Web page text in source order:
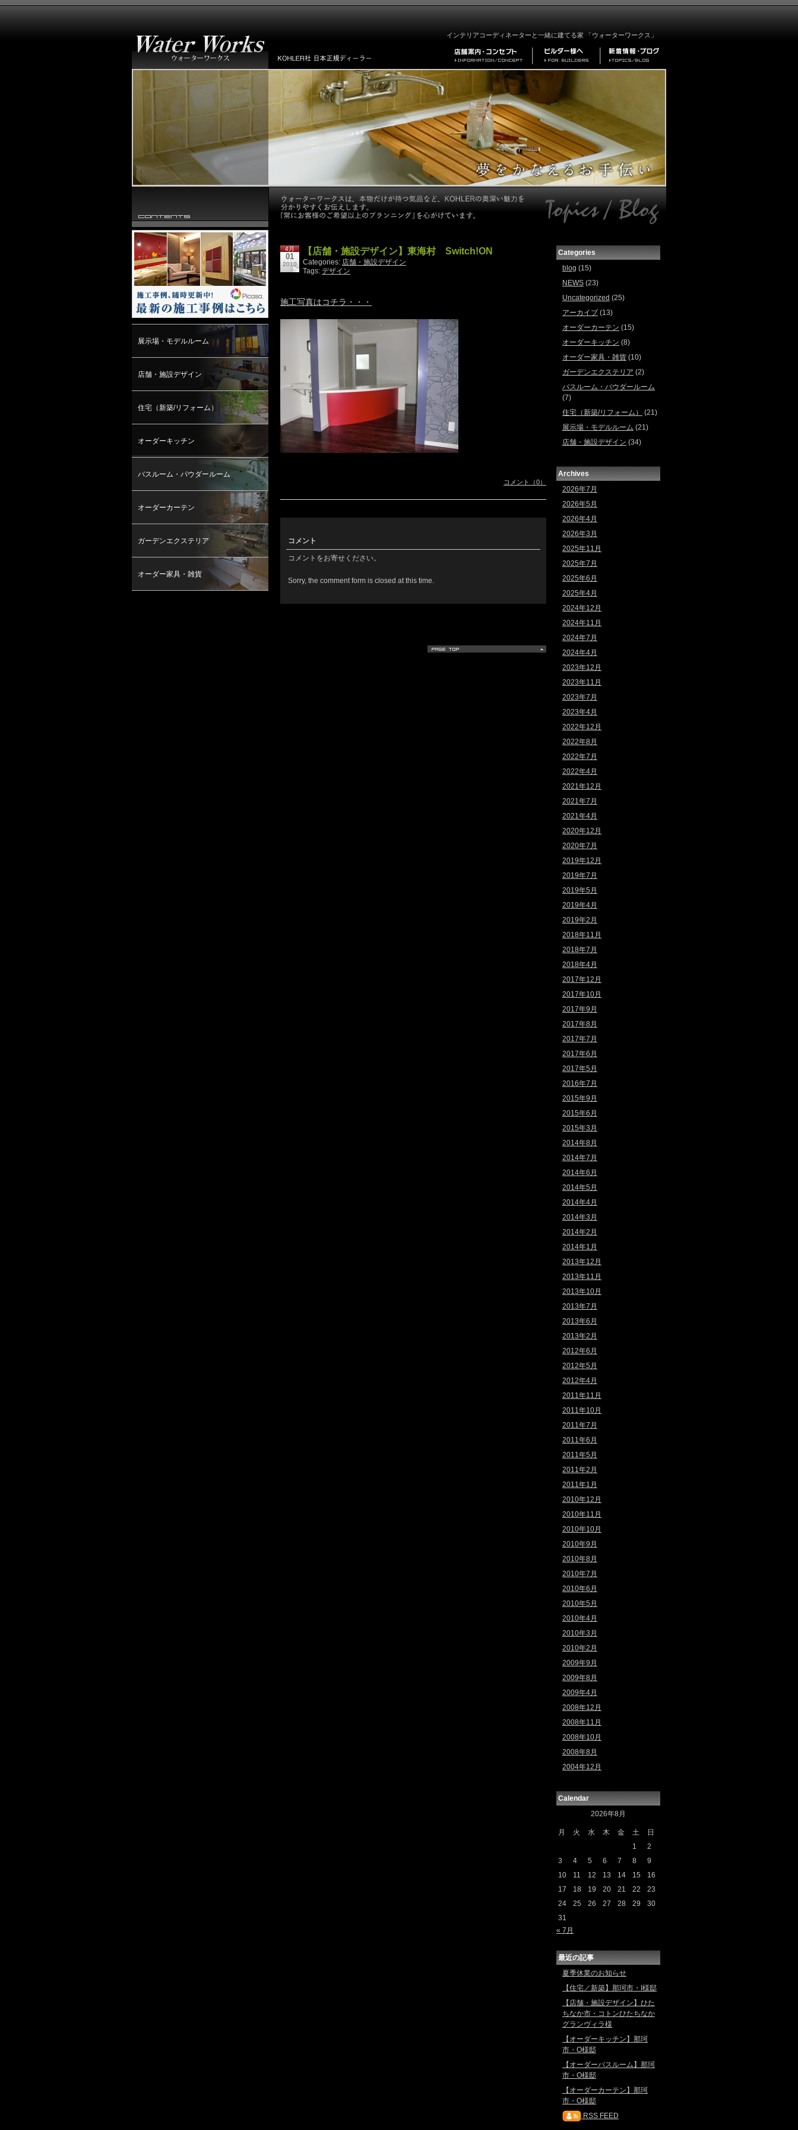
インテリアコーディネーターと一緒に建てる家 「ウォーターワークス」
展示場・モデルルーム
店舗・施設デザイン
住宅（新築/リフォーム）
オーダーキッチン
バスルーム・パウダールーム
オーダーカーテン
ガーデンエクステリア
オーダー家具・雑貨
4月
01
2010
【店舗・施設デザイン】東海村 Switch!ON
Categories: 店舗・施設デザイン
Tags: デザイン
施工写真はコチラ・・・
コメント（0）
コメント
コメントをお寄せください。
Sorry, the comment form is closed at this time.
Categories
blog (15)
NEWS (23)
Uncategorized (25)
アーカイブ (13)
オーダーカーテン (15)
オーダーキッチン (8)
オーダー家具・雑貨 (10)
ガーデンエクステリア (2)
バスルーム・パウダールーム
(7)
住宅（新築/リフォーム）
(21)
展示場・モデルルーム (21)
店舗・施設デザイン (34)
Archives
2026年7月
2026年5月
2026年4月
2026年3月
2025年11月
2025年7月
2025年6月
2025年4月
2024年12月
2024年11月
2024年7月
2024年4月
2023年12月
2023年11月
2023年7月
2023年4月
2022年12月
2022年8月
2022年7月
2022年4月
2021年12月
2021年7月
2021年4月
2020年12月
2020年7月
2019年12月
2019年7月
2019年5月
2019年4月
2019年2月
2018年11月
2018年7月
2018年4月
2017年12月
2017年10月
2017年9月
2017年8月
2017年7月
2017年6月
2017年5月
2016年7月
2015年9月
2015年6月
2015年3月
2014年8月
2014年7月
2014年6月
2014年5月
2014年4月
2014年3月
2014年2月
2014年1月
2013年12月
2013年11月
2013年10月
2013年7月
2013年6月
2013年2月
2012年6月
2012年5月
2012年4月
2011年11月
2011年10月
2011年7月
2011年6月
2011年5月
2011年2月
2011年1月
2010年12月
2010年11月
2010年10月
2010年9月
2010年8月
2010年7月
2010年6月
2010年5月
2010年4月
2010年3月
2010年2月
2009年9月
2009年8月
2009年4月
2008年12月
2008年11月
2008年10月
2008年8月
2004年12月
Calendar
2026年8月
月 火 水 木 金 土
日
1
2
3
4 5 6 7 8
9
10
11 12 13 14 15
16
17
18 19 20 21 22
23
24
25 26 27 28 29
30
31
« 7月
最近の記事
夏季休業のお知らせ
【住宅／新築】那珂市・I様邸
【店舗・施設デザイン】ひた
ちなか市・コトンひたちなか
グランヴィラ様
【オーダーキッチン】那珂
市・O様邸
【オーダーバスルーム】那珂
市・O様邸
【オーダーカーテン】那珂
市・O様邸
RSS FEED